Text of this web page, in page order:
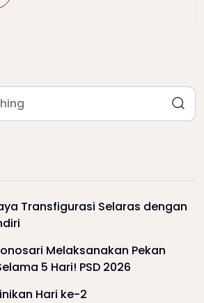
Transfigurasi Selaras dengan
Melaksanakan Pekan
5 Hari! PSD 2026
Hari ke-2